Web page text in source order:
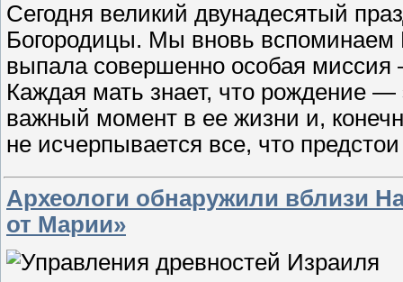
Сегодня великий двунадесятый
Богородицы. Мы вновь
выпала совершенно особая
Каждая мать знает, что рождение
важный момент в ее жизни и,
не исчерпывается все, что
Археологи обнаружили вблизи
от Марии»